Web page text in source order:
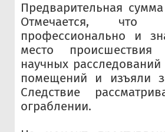
Предварительная
Отмечается, что
профессионально и
место
научных
помещений и изъяли
Следствие
ограблении.